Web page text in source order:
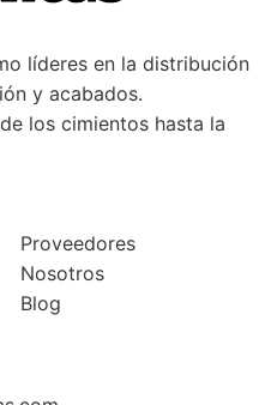
líderes en la distribución
y acabados.
los cimientos hasta la
Proveedores
Nosotros
Blog